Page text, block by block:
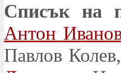
Списък на
Антон
Павлов